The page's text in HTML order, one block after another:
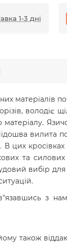
1-3 дні
матеріалів
володіє
вилита
В цих
та
вибір
з
також